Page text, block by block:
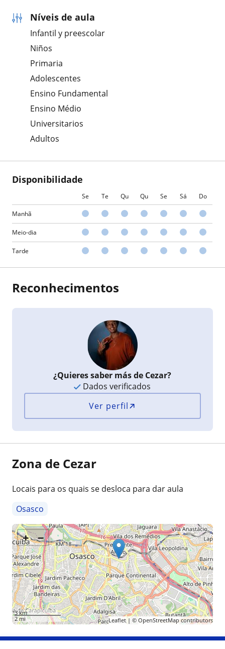
Níveis de aula
Infantil y preescolar
Niños
Primaria
Adolescentes
Ensino Fundamental
Ensino Médio
Universitarios
Adultos
Disponibilidade
Se Te Qu Qu Se Sá Do
Manhã
Meio-dia
Tarde
Reconhecimentos
¿Quieres saber más de Cezar?
Dados verificados
Ver perfil
Zona de Cezar
Locais para os quais se desloca para dar aula
Osasco
+ −
3 km
2 mi
Leaflet| ©OpenStreetMapcontributors